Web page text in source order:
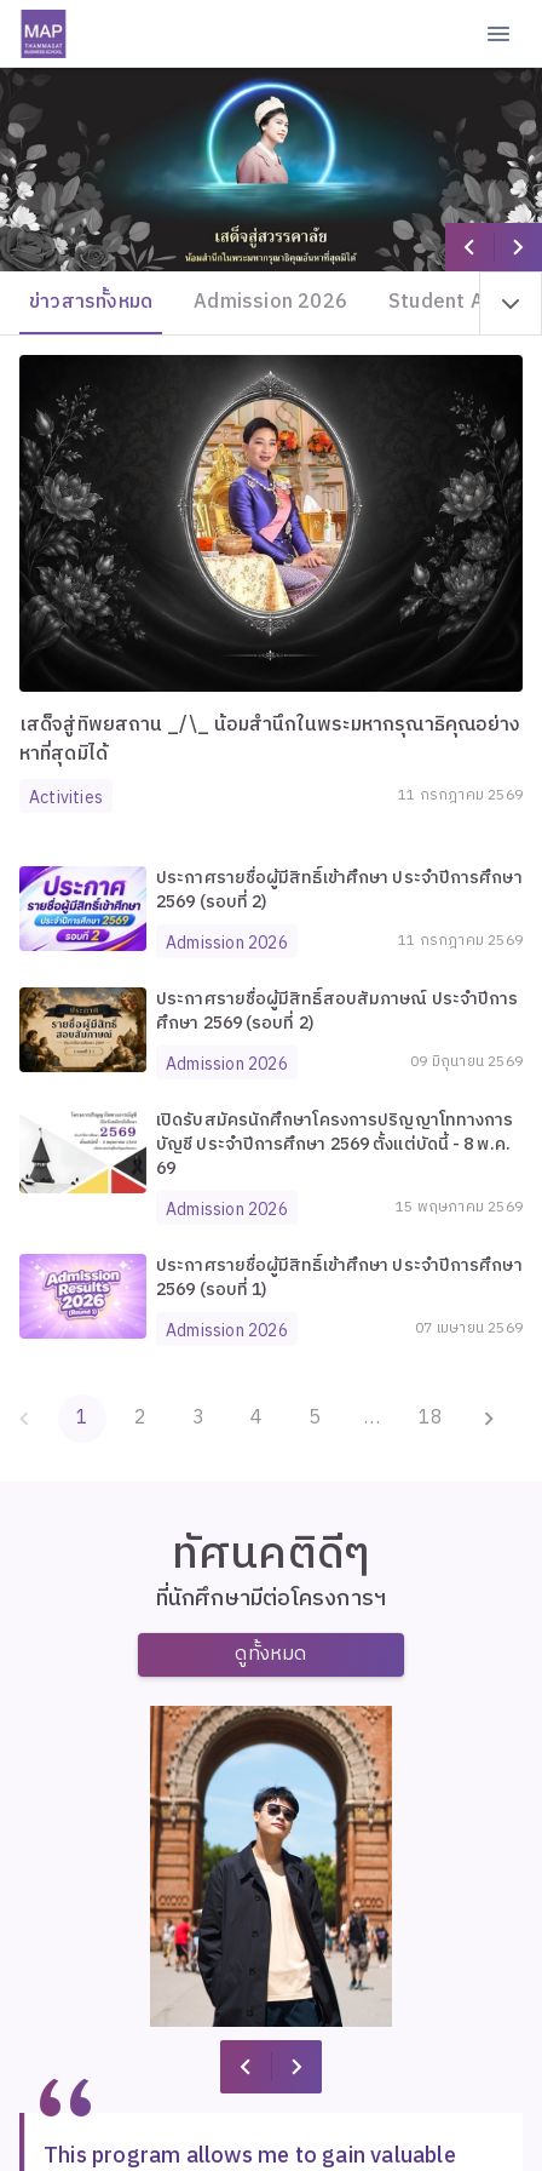
ข่าวสารทั้งหมด Admission 2026 Student
เสด็จสู่ทิพยสถาน _/\_ น้อมสำนึกในพระมหากรุณาธิคุณอย่าง
หาที่สุดมิได้
Activities 11 กรกฎาคม 2569
ประกาศรายชื่อผู้มีสิทธิ์เข้าศึกษา ประจำปีการศึกษา
2569 (รอบที่ 2)
Admission 2026
11 กรกฎาคม 2569
ประกาศรายชื่อผู้มีสิทธิ์สอบสัมภาษณ์ ประจำปีการ
ศึกษา 2569 (รอบที่ 2)
Admission 2026
09 มิถุนายน 2569
เปิดรับสมัครนักศึกษาโครงการปริญญาโททางการ
บัญชี ประจำปีการศึกษา 2569 ตั้งแต่บัดนี้ - 8 พ.ค.
69
Admission 2026
15 พฤษภาคม 2569
ประกาศรายชื่อผู้มีสิทธิ์เข้าศึกษา ประจำปีการศึกษา
2569 (รอบที่ 1)
Admission 2026
07 เมษายน 2569
1 2 3 4 5 … 18
ทัศนคติดีๆ
ที่นักศึกษามีต่อโครงการฯ
ดูทั้งหมด
ได้ไอเดียใหม่ ๆ จากเพื่อนที่เรียนต่างสาขาและต่าง
This program allows me to gain valuable
เป็นช่วงเวลาที่มีแต่ความทรงจำดีดี
MAP is not just an educational program to
ช่วงเวลาของการเรียนตลอด 2 ปี เป็นช่วงเวลาที่มี
ได้ไอเดียใหม่ ๆ จากเพื่อนที่เรียนต่างสาขาและต่าง
This program allows me to gain valuable